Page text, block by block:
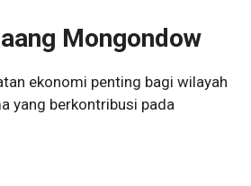
Mongondow
ekonomi penting bagi wilayah
yang berkontribusi pada